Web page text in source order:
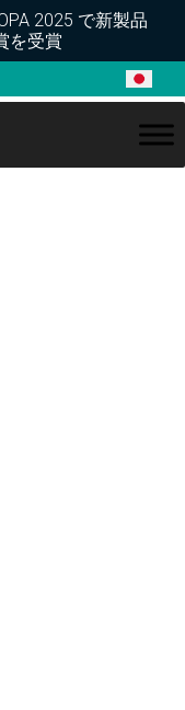
2025 で新製品
を受賞